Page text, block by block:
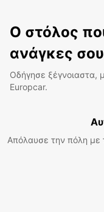
Ο στόλος
ανάγκες σου
Οδήγησε ξέγνοιαστα,
Europcar.
Απόλαυσε την πόλη με